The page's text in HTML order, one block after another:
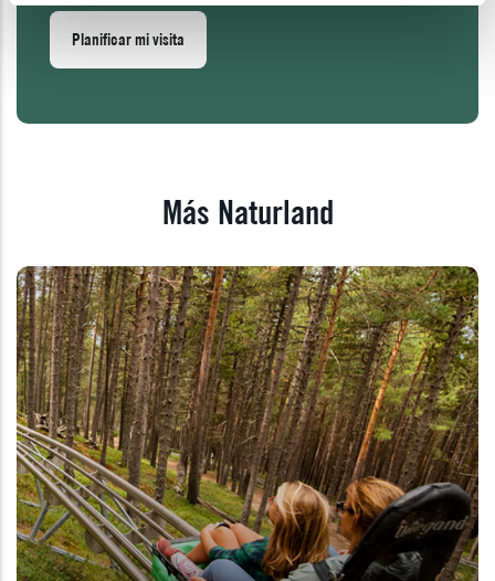
Planificar mi visita
Más Naturland